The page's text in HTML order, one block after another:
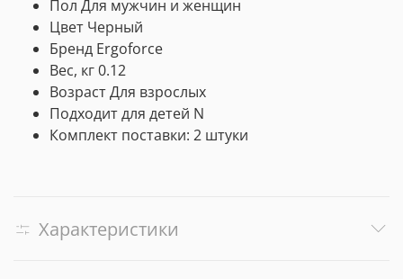
Пол Для мужчин и женщин
Цвет Черный
Бренд Ergoforce
Вес, кг 0.12
Возраст Для взрослых
Подходит для детей N
Комплект поставки: 2 штуки
Характеристики